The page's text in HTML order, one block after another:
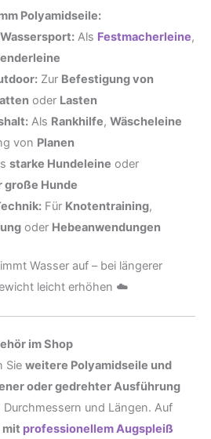
Polyamidseile:
Als Festmacherleine,
Zur Befestigung von
oder Lasten
Als Rankhilfe, Wäscheleine
von Planen
starke Hundeleine oder
Hunde
Für Knotentraining,
oder Hebeanwendungen
Wasser auf – bei längerer
leicht erhöhen ☁️
im Shop
Sie weitere Polyamidseile und
oder gedrehter Ausführung
und Längen. Auf
mit professionellem Augspleiß